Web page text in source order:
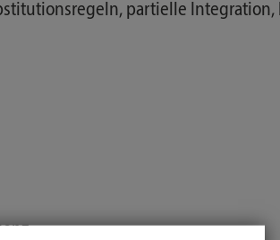
partielle Integration,